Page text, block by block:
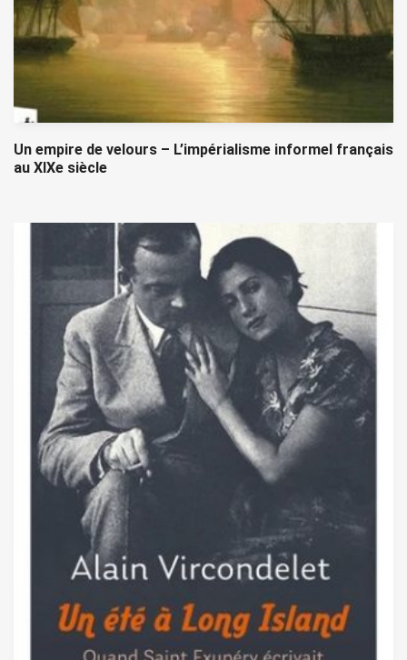
Un empire de velours – L’impérialisme informel français
au XIXe siècle